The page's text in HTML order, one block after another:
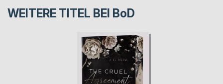
WEITERE TITEL BEI BoD